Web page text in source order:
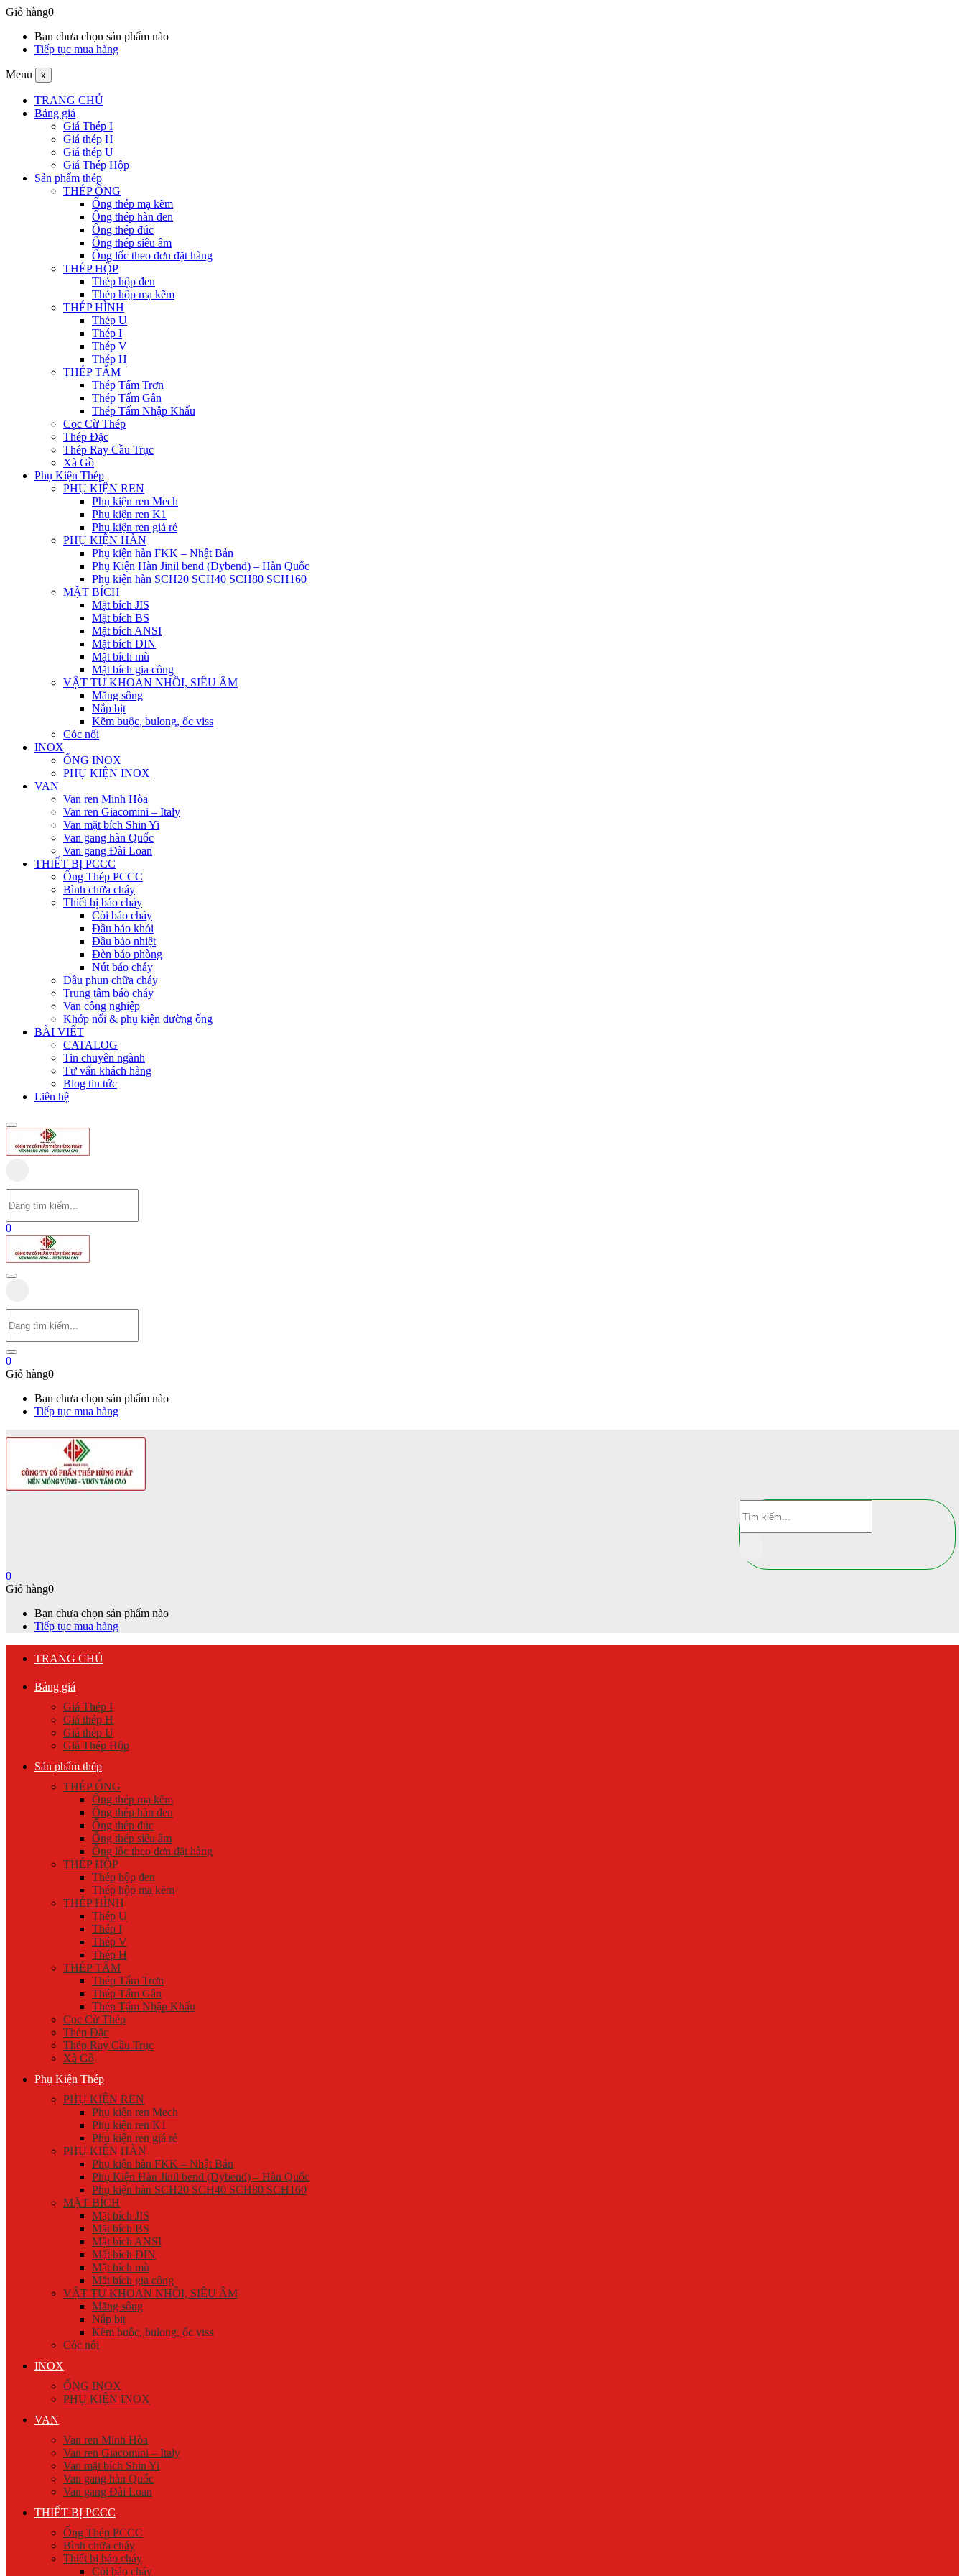
Giỏ hàng0
Bạn chưa chọn sản phẩm nào
Tiếp tục mua hàng
Menu x
TRANG CHỦ
Bảng giá
Giá Thép I
Giá thép H
Giá thép U
Giá Thép Hộp
Sản phẩm thép
THÉP ỐNG
Ống thép mạ kẽm
Ống thép hàn đen
Ống thép đúc
Ống thép siêu âm
Ống lốc theo đơn đặt hàng
THÉP HỘP
Thép hộp đen
Thép hộp mạ kẽm
THÉP HÌNH
Thép U
Thép I
Thép V
Thép H
THÉP TẤM
Thép Tấm Trơn
Thép Tấm Gân
Thép Tấm Nhập Khẩu
Cọc Cừ Thép
Thép Đặc
Thép Ray Cầu Trục
Xà Gồ
Phụ Kiện Thép
PHỤ KIỆN REN
Phụ kiện ren Mech
Phụ kiện ren K1
Phụ kiện ren giá rẻ
PHỤ KIỆN HÀN
Phụ kiện hàn FKK – Nhật Bản
Phụ Kiện Hàn Jinil bend (Dybend) – Hàn Quốc
Phụ kiện hàn SCH20 SCH40 SCH80 SCH160
MẶT BÍCH
Mặt bích JIS
Mặt bích BS
Mặt bích ANSI
Mặt bích DIN
Mặt bích mù
Mặt bích gia công
VẬT TƯ KHOAN NHỒI, SIÊU ÂM
Măng sông
Nắp bịt
Kẽm buộc, bulong, ốc viss
Cóc nối
INOX
ỐNG INOX
PHỤ KIỆN INOX
VAN
Van ren Minh Hòa
Van ren Giacomini – Italy
Van mặt bích Shin Yi
Van gang hàn Quốc
Van gang Đài Loan
THIẾT BỊ PCCC
Ống Thép PCCC
Bình chữa cháy
Thiết bị báo cháy
Còi báo cháy
Đầu báo khói
Đầu báo nhiệt
Đèn báo phòng
Nút báo cháy
Đầu phun chữa cháy
Trung tâm báo cháy
Van công nghiệp
Khớp nối & phụ kiện đường ống
BÀI VIẾT
CATALOG
Tin chuyên ngành
Tư vấn khách hàng
Blog tin tức
Liên hệ
0
0
Giỏ hàng0
Bạn chưa chọn sản phẩm nào
Tiếp tục mua hàng
0
Giỏ hàng0
Bạn chưa chọn sản phẩm nào
Tiếp tục mua hàng
TRANG CHỦ
Bảng giá
Giá Thép I
Giá thép H
Giá thép U
Giá Thép Hộp
Sản phẩm thép
THÉP ỐNG
Ống thép mạ kẽm
Ống thép hàn đen
Ống thép đúc
Ống thép siêu âm
Ống lốc theo đơn đặt hàng
THÉP HỘP
Thép hộp đen
Thép hộp mạ kẽm
THÉP HÌNH
Thép U
Thép I
Thép V
Thép H
THÉP TẤM
Thép Tấm Trơn
Thép Tấm Gân
Thép Tấm Nhập Khẩu
Cọc Cừ Thép
Thép Đặc
Thép Ray Cầu Trục
Xà Gồ
Phụ Kiện Thép
PHỤ KIỆN REN
Phụ kiện ren Mech
Phụ kiện ren K1
Phụ kiện ren giá rẻ
PHỤ KIỆN HÀN
Phụ kiện hàn FKK – Nhật Bản
Phụ Kiện Hàn Jinil bend (Dybend) – Hàn Quốc
Phụ kiện hàn SCH20 SCH40 SCH80 SCH160
MẶT BÍCH
Mặt bích JIS
Mặt bích BS
Mặt bích ANSI
Mặt bích DIN
Mặt bích mù
Mặt bích gia công
VẬT TƯ KHOAN NHỒI, SIÊU ÂM
Măng sông
Nắp bịt
Kẽm buộc, bulong, ốc viss
Cóc nối
INOX
ỐNG INOX
PHỤ KIỆN INOX
VAN
Van ren Minh Hòa
Van ren Giacomini – Italy
Van mặt bích Shin Yi
Van gang hàn Quốc
Van gang Đài Loan
THIẾT BỊ PCCC
Ống Thép PCCC
Bình chữa cháy
Thiết bị báo cháy
Còi báo cháy